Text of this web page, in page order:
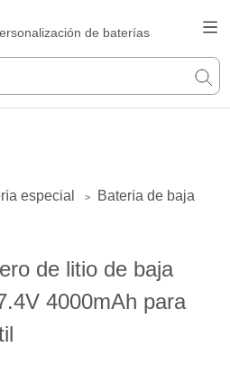
de baterías
especial >
Batería de baja
de litio de baja
4000mAh para